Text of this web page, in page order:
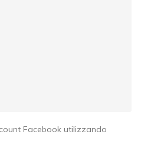
Facebook utilizzando